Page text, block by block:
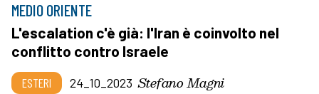
MEDIO ORIENTE
L'escalation c'è già: l'Iran è coinvolto nel
conflitto contro Israele
ESTERI 24_10_2023 Stefano Magni